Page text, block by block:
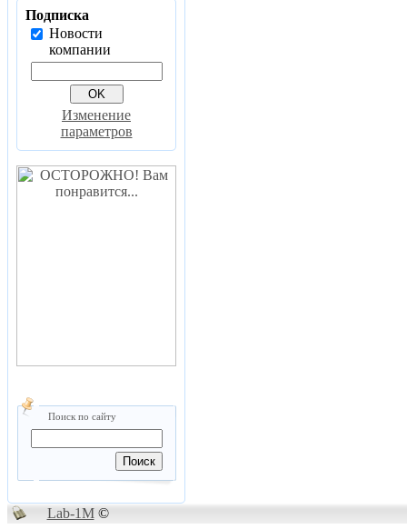
Подписка
Новости
компании
Изменение
параметров
Поиск по сайту
Lab-1M©